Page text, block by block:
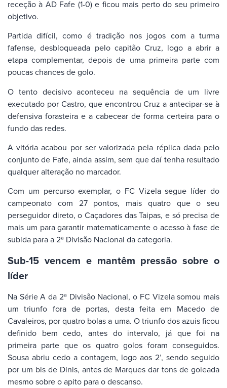
receção à AD Fafe (1-0) e ficou mais perto do seu primeiro
objetivo.
Partida difícil, como é tradição nos jogos com a turma
fafense, desbloqueada pelo capitão Cruz, logo a abrir a
etapa complementar, depois de uma primeira parte com
poucas chances de golo.
O tento decisivo aconteceu na sequência de um livre
executado por Castro, que encontrou Cruz a antecipar-se à
defensiva forasteira e a cabecear de forma certeira para o
fundo das redes.
A vitória acabou por ser valorizada pela réplica dada pelo
conjunto de Fafe, ainda assim, sem que daí tenha resultado
qualquer alteração no marcador.
Com um percurso exemplar, o FC Vizela segue líder do
campeonato com 27 pontos, mais quatro que o seu
perseguidor direto, o Caçadores das Taipas, e só precisa de
mais um para garantir matematicamente o acesso à fase de
subida para a 2ª Divisão Nacional da categoria.
Sub-15 vencem e mantêm pressão sobre o
líder
Na Série A da 2ª Divisão Nacional, o FC Vizela somou mais
um triunfo fora de portas, desta feita em Macedo de
Cavaleiros, por quatro bolas a uma. O triunfo dos azuis ficou
definido bem cedo, antes do intervalo, já que foi na
primeira parte que os quatro golos foram conseguidos.
Sousa abriu cedo a contagem, logo aos 2’, sendo seguido
por um bis de Dinis, antes de Marques dar tons de goleada
mesmo sobre o apito para o descanso.